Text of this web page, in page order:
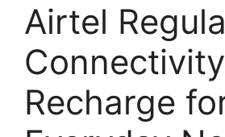
Airtel
Connectivity
Recharge